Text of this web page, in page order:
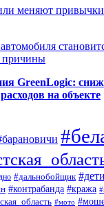
меняют привычки
причины
GreenLogic:
на объекте
#дальнобойщик #дети
#контрабанда #кража
#мото